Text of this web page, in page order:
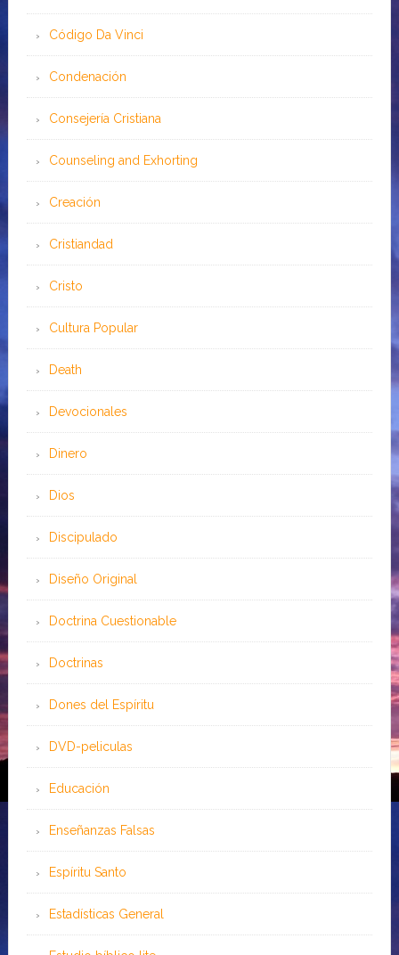
Código Da Vinci
Condenación
Consejería Cristiana
Counseling and Exhorting
Creación
Cristiandad
Cristo
Cultura Popular
Death
Devocionales
Dinero
Dios
Discipulado
Diseño Original
Doctrina Cuestionable
Doctrinas
Dones del Espíritu
DVD-peliculas
Educación
Enseñanzas Falsas
Espíritu Santo
Estadísticas General